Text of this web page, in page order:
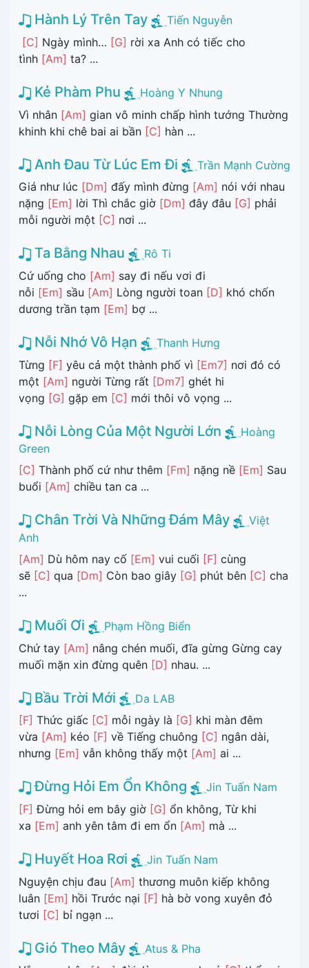
Hành Lý Trên Tay
Tiến Nguyễn
[C] Ngày mình… [G] rời xa Anh có tiếc cho
tình [Am] ta? ...
Kẻ Phàm Phu
Hoàng Y Nhung
Vì nhân [Am] gian vô minh chấp hình tướng Thường
khinh khi chê bai ai bần [C] hàn ...
Anh Đau Từ Lúc Em Đi
Trần Mạnh Cường
Giá như lúc [Dm] đấy mình đừng [Am] nói với nhau
nặng [Em] lời Thì chắc giờ [Dm] đây đâu [G] phải
mỗi người một [C] nơi ...
Ta Bằng Nhau
Rô Ti
Cứ uống cho [Am] say đi nếu vơi đi
nỗi [Em] sầu [Am] Lòng người toan [D] khó chốn
dương trần tạm [Em] bợ ...
Nỗi Nhớ Vô Hạn
Thanh Hưng
Từng [F] yêu cả một thành phố vì [Em7] nơi đó có
một [Am] người Từng rất [Dm7] ghét hi
vọng [G] gặp em [C] mới thôi vô vọng ...
Nỗi Lòng Của Một Người Lớn
Hoàng
Green
[C] Thành phố cứ như thêm [Fm] nặng nề [Em] Sau
buổi [Am] chiều tan ca ...
Chân Trời Và Những Đám Mây
Việt
Anh
[Am] Dù hôm nay cố [Em] vui cuối [F] cùng
sẽ [C] qua [Dm] Còn bao giây [G] phút bên [C] cha
...
Muối Ơi
Phạm Hồng Biển
Chứ tay [Am] nâng chén muối, đĩa gừng Gừng cay
muối mặn xin đừng quên [D] nhau. ...
Bầu Trời Mới
Da LAB
[F] Thức giấc [C] mỗi ngày là [G] khi màn đêm
vừa [Am] kéo [F] về Tiếng chuông [C] ngân dài,
nhưng [Em] vẫn không thấy một [Am] ai ...
Đừng Hỏi Em Ổn Không
Jin Tuấn Nam
[F] Đừng hỏi em bây giờ [G] ổn không, Từ khi
xa [Em] anh yên tâm đi em ổn [Am] mà ...
Huyết Hoa Rơi
Jin Tuấn Nam
Nguyện chịu đau [Am] thương muôn kiếp không
luân [Em] hồi Trước nại [F] hà bờ vong xuyên đỏ
tươi [C] bỉ ngạn ...
Gió Theo Mây
Atus & Pha